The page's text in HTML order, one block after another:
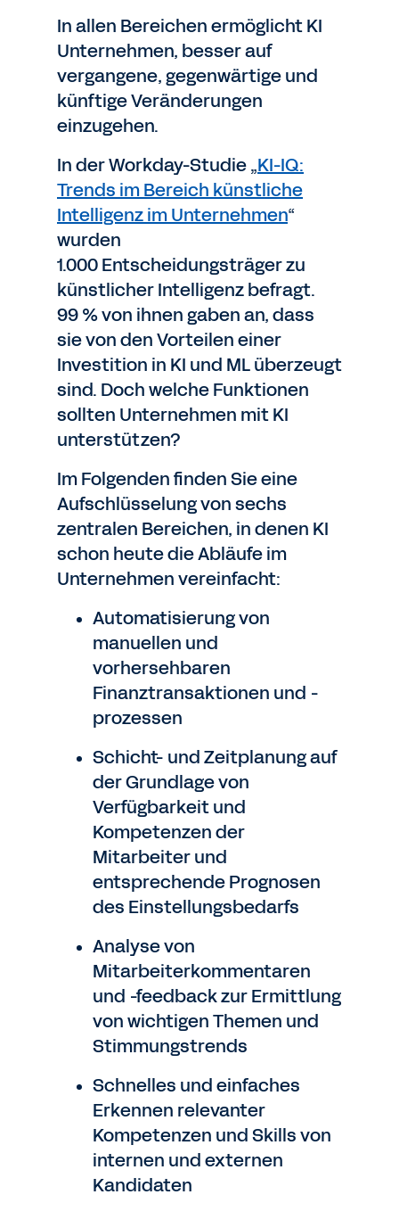
In allen Bereichen ermöglicht KI
Unternehmen, besser auf
vergangene, gegenwärtige und
künftige Veränderungen
einzugehen.
In der Workday-Studie „KI-IQ:
Trends im Bereich künstliche
Intelligenz im Unternehmen“
wurden
1.000 Entscheidungsträger zu
künstlicher Intelligenz befragt.
99 % von ihnen gaben an, dass
sie von den Vorteilen einer
Investition in KI und ML überzeugt
sind. Doch welche Funktionen
sollten Unternehmen mit KI
unterstützen?
Im Folgenden finden Sie eine
Aufschlüsselung von sechs
zentralen Bereichen, in denen KI
schon heute die Abläufe im
Unternehmen vereinfacht:
Automatisierung von
manuellen und
vorhersehbaren
Finanztransaktionen und -
prozessen
Schicht- und Zeitplanung auf
der Grundlage von
Verfügbarkeit und
Kompetenzen der
Mitarbeiter und
entsprechende Prognosen
des Einstellungsbedarfs
Analyse von
Mitarbeiterkommentaren
und -feedback zur Ermittlung
von wichtigen Themen und
Stimmungstrends
Schnelles und einfaches
Erkennen relevanter
Kompetenzen und Skills von
internen und externen
Kandidaten